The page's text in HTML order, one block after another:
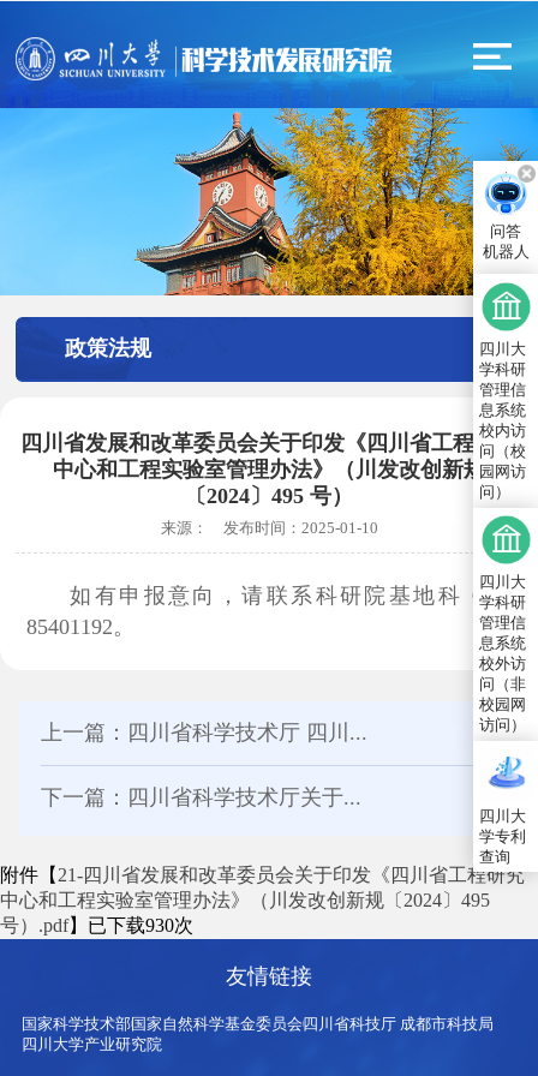
政策法规
四川省发展和改革委员会关于印发《四川省工程研究
中心和工程实验室管理办法》（川发改创新规
〔2024〕495 号）
来源： 发布时间： 2025-01-10
如有申报意向，请联系科研院基地科 028-
85401192。
上一篇：四川省科学技术厅 四川...
下一篇：四川省科学技术厅关于...
附件【 21-四川省发展和改革委员会关于印发《四川省工程研究
中心和工程实验室管理办法》（川发改创新规〔2024〕495
号）.pdf】已下载930次
友情链接
国家科学技术部国家自然科学基金委员会四川省科技厅 成都市科技局
四川大学产业研究院
问答
机器人
四川大
学科研
管理信
息系统
校内访
问（校
园网访
问）
四川大
学科研
管理信
息系统
校外访
问（非
校园网
访问）
四川大
学专利
查询